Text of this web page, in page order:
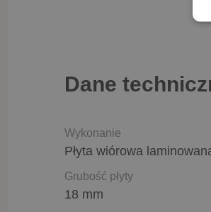
Dane
Wykonanie
Płyta wiórowa
Grubość płyty
18 mm